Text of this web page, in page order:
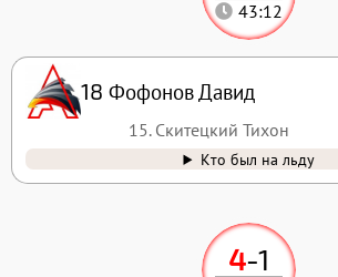
4-1
43:12
18 Фофонов Давид
15. Скитецкий Тихон
Кто был на льду